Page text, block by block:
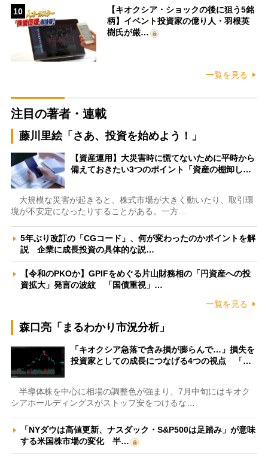
10
【キオクシア・ショックの後に狙う5銘
柄】イベント投資家の億り人・羽根英
樹氏が厳…
一覧を見る
注目の著者・連載
藤川里絵「さあ、投資を始めよう！」
【資産運用】大災害時に慌てないために平時から
備えておきたい3つのポイント「資産の棚卸し…
大規模な災害が起きると、株式市場が大きく動いたり、取引環
境が不安定になったりすることがある。一方…
5年ぶり改訂の「CGコード」、何が変わったのかポイントを解
説 企業に成長投資の具体的な説…
【令和のPKOか】GPIFをめぐる片山財務相の「円資産への投
資拡大」発言の波紋 「国債重視」…
一覧を見る
森口亮「まるわかり市況分析」
「キオクシア急落で含み損が膨らんで…」損失を
投資家としての成長につなげる4つの視点 「…
半導体株を中心に相場の調整色が強まり、7月中旬にはキオク
シアホールディングスがストップ安をつけるな…
「NYダウは高値更新、ナスダック・S&P500は足踏み」が意味
する米国株市場の変化 半…